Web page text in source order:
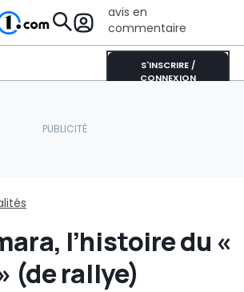
avis en
commentaire
S'INSCRIRE /
CONNEXION
l’histoire du «
(de rallye)